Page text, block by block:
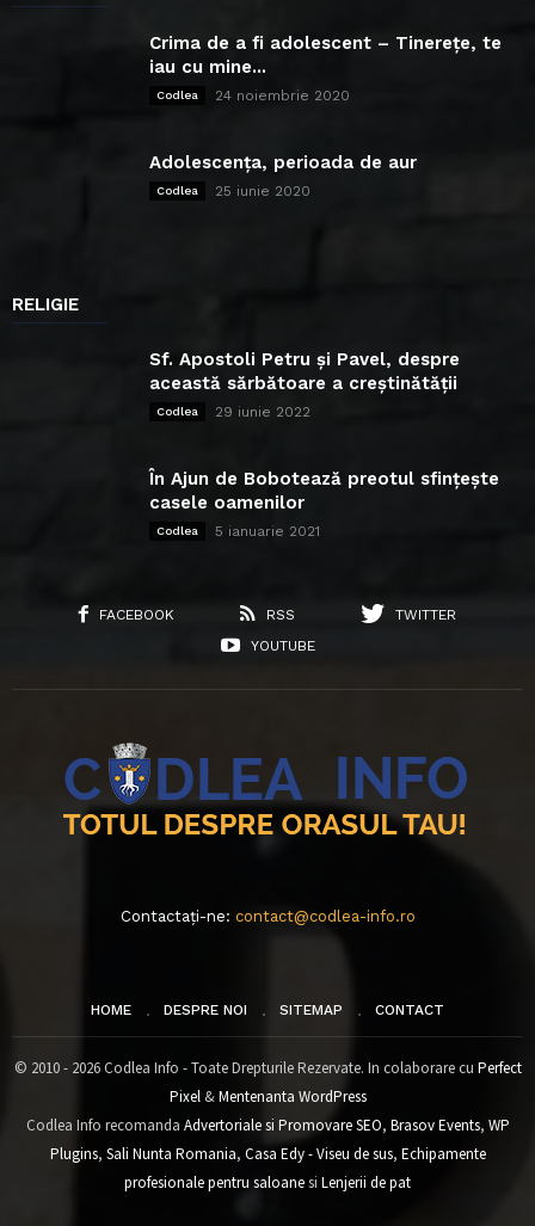
Crima de a fi adolescent – Tinerețe, te
iau cu mine...
Codlea 24 noiembrie 2020
Adolescența, perioada de aur
Codlea 25 iunie 2020
RELIGIE
Sf. Apostoli Petru și Pavel, despre
această sărbătoare a creștinătății
Codlea 29 iunie 2022
În Ajun de Bobotează preotul sfințește
casele oamenilor
Codlea 5 ianuarie 2021
FACEBOOK RSS
TWITTER
YOUTUBE
Contactați-ne: contact@codlea-info.ro
HOME DESPRE NOI SITEMAP CONTACT
© 2010 - 2026 Codlea Info - Toate Drepturile Rezervate. In colaborare cu Perfect
Pixel&Mentenanta WordPress
Codlea Info recomanda Advertoriale si Promovare SEO, Brasov Events, WP
Plugins, Sali Nunta Romania, Casa Edy - Viseu de sus, Echipamente
profesionale pentru saloanesi Lenjerii de pat